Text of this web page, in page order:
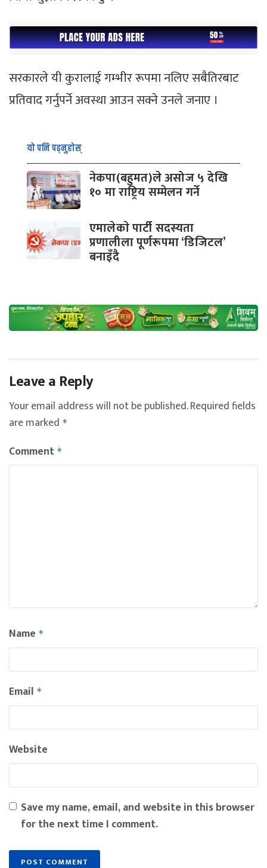
सरकारले यी कुरालाई गम्भीर रूपमा नलिए सबैतिरबाट
प्रतिवाद गर्नुपर्ने अवस्था आउन सक्ने उनले जनाए ।
यो पनि पढ्नुहोस्
नेकपा(बहुमत)ले असोज ५ देखि
१० मा राष्ट्रिय सम्मेलन गर्ने
एमालेकाे पार्टी सदस्यता
प्रणालीला पूर्णरूपमा ‘डिजिटल’
बनाइँदै
Leave a Reply
Your email address will not be published.Required fields
are marked *
Comment *
Name *
Email *
Website
Save my name, email, and website in this browser
for the next time I comment.